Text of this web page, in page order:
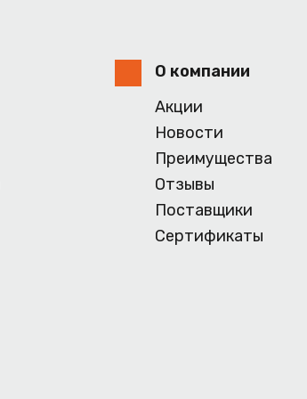
О компании
Акции
Новости
Преимущества
Отзывы
Поставщики
Сертификаты